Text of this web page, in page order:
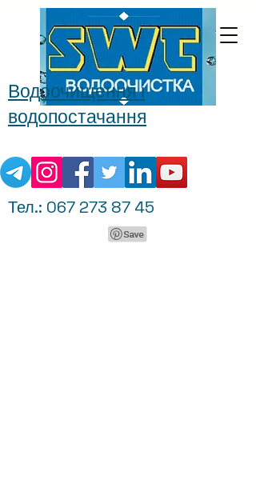
Водоочищення і
водопостачання
Тел.: 067 273 87 45